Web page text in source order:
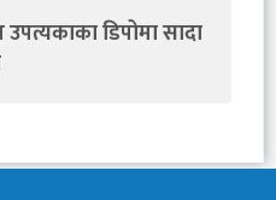
डिपोमा सादा